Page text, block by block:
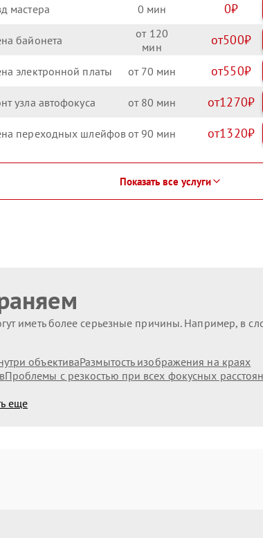
мастера 0 0
байонета 120 500
электронной платы 70 550
узла автофокуса 80 1270
переходных шлейфов 90 1320
Показать все услуги
иметь более серьезные причины. Например, в
объективаРазмытость изображения на краях
Проблемы с резкостью при всех фокусных
еще